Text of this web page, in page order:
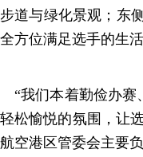
步道与绿化景观；东
全方位满足选手的生
“我们本着勤俭办赛
轻松愉悦的氛围，让
航空港区管委会主要负